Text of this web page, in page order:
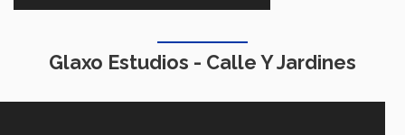
Glaxo Estudios - Calle Y Jardines